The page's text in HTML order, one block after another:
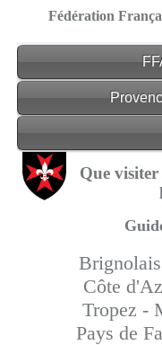
Fédération
Que visiter
Côte
Tropez -
Pays de